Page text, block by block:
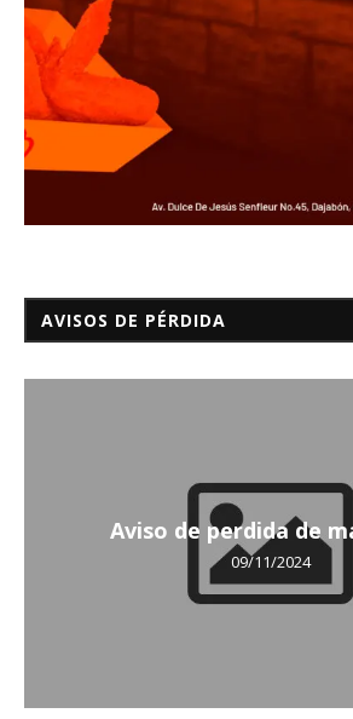
AVISOS DE PÉRDIDA
Aviso de perdida de
09/11/2024